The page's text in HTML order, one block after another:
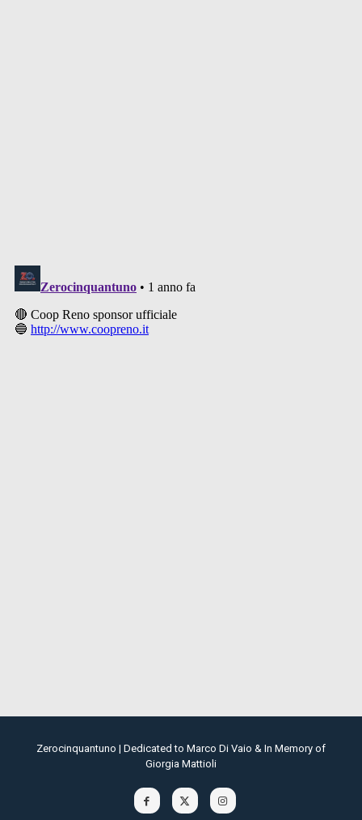
Zerocinquantuno | Dedicated to Marco Di Vaio & In Memory of
Giorgia Mattioli